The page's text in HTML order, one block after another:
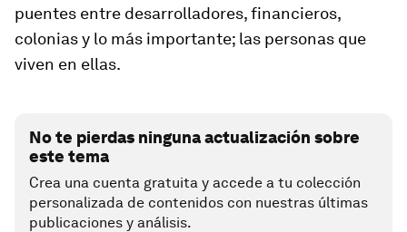
puentes entre desarrolladores, financieros,
colonias y lo más importante; las personas que
viven en ellas.
No te pierdas ninguna actualización sobre
este tema
Crea una cuenta gratuita y accede a tu colección
personalizada de contenidos con nuestras últimas
publicaciones y análisis.